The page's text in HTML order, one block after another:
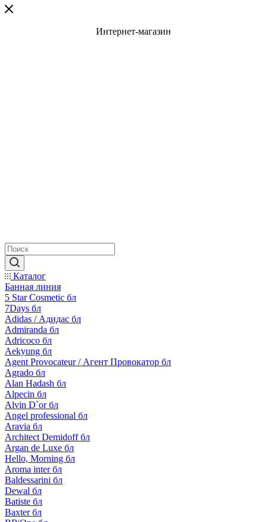
Интернет-магазин
Каталог
Банная линия
5 Star Cosmetic бл
7Days бл
Adidas / Адидас бл
Admiranda бл
Adricoco бл
Aekyung бл
Agent Provocateur / Агент Провокатор бл
Agrado бл
Alan Hadash бл
Alpecin бл
Alvin D`or бл
Angel professional бл
Aravia бл
Architect Demidoff бл
Argan de Luxe бл
Hello, Morning бл
Aroma inter бл
Baldessarini бл
Dewal бл
Batiste бл
Baxter бл